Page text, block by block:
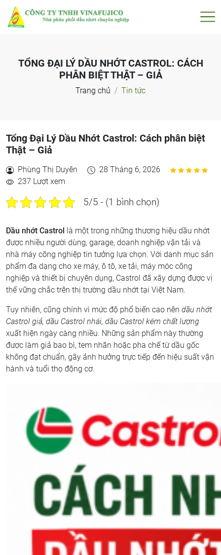
TỔNG ĐẠI LÝ DẦU NHỚT CASTROL: CÁCH
PHÂN BIỆT THẬT – GIẢ
Trang chủ Tin tức
Tổng Đại Lý Dầu Nhớt Castrol: Cách phân biệt
Thật – Giả
Phùng Thị Duyên
28 Tháng 6, 2026
237 Lượt xem
5/5 - (1 bình chọn)
Dầu nhớt Castrol là một trong những thương hiệu dầu nhớt
được nhiều người dùng, garage, doanh nghiệp vận tải và
nhà máy công nghiệp tin tưởng lựa chọn. Với danh mục sản
phẩm đa dạng cho xe máy, ô tô, xe tải, máy móc công
nghiệp và thiết bị chuyên dụng, Castrol đã xây dựng được vị
thế vững chắc trên thị trường dầu nhớt tại Việt Nam.
Tuy nhiên, cũng chính vì mức độ phổ biến cao nên dầu nhớt
Castrol giả, dầu Castrol nhái, dầu Castrol kém chất lượng
xuất hiện ngày càng nhiều. Những sản phẩm này thường
được làm giả bao bì, tem nhãn hoặc pha chế từ dầu gốc
không đạt chuẩn, gây ảnh hưởng trực tiếp đến hiệu suất vận
hành và tuổi thọ động cơ.